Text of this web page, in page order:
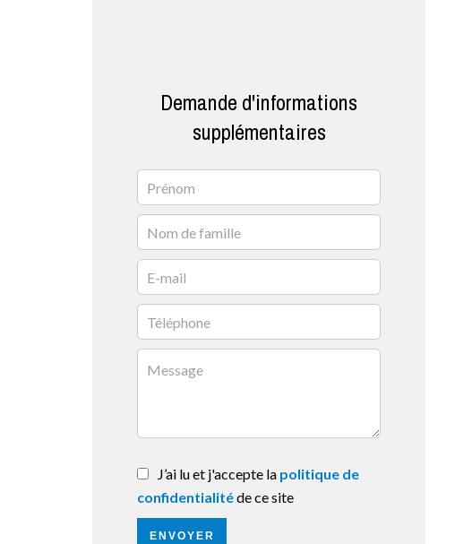
Demande d'informations
supplémentaires
J’ai lu et j'accepte la politique de
confidentialitéde ce site
ENVOYER